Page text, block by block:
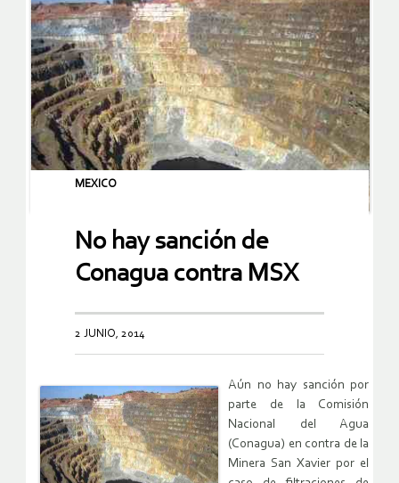
MEXICO
No hay sanción de
Conagua contra MSX
2 JUNIO, 2014
Aún no hay sanción por
parte de la Comisión
Nacional del Agua
(Conagua) en contra de la
Minera San Xavier por el